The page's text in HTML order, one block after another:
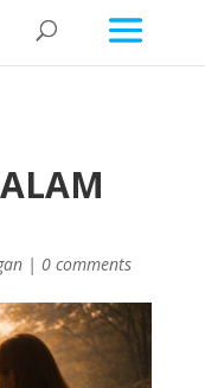
| 0 comments